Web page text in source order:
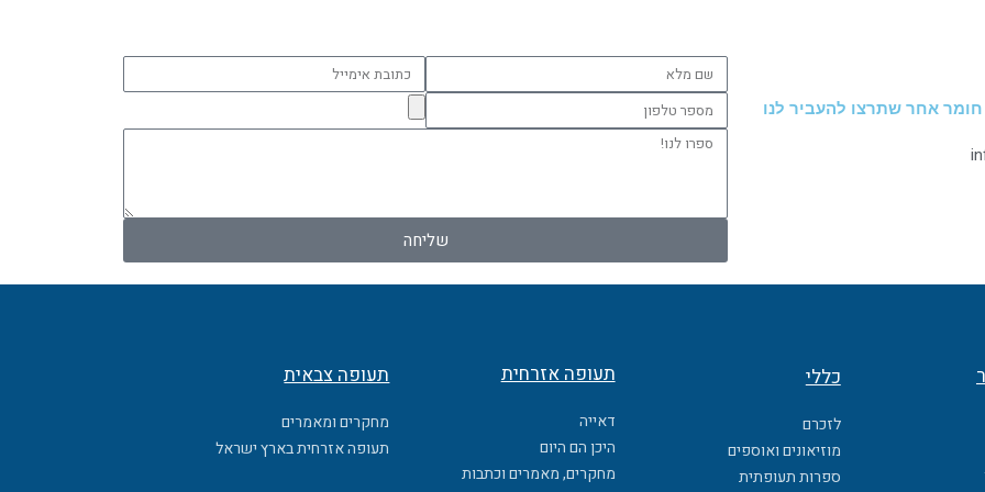
אחר שתרצו להעביר לנו
שם
מלא
כתובת
אימייל
מספר
טלפון
ספרו
שליחה
כללי
לזכרם
מוזיאונים ואוספים
ספרות תעופתית
תעופה אזרחית
דאייה
היכן הם היום
מחקרים, מאמרים וכתבות
תעופה צבאית
מחקרים ומאמרים
תעופה אזרחית בארץ ישראל